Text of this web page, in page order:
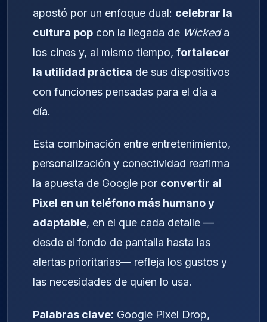
apostó por un enfoque dual: celebrar la
cultura pop con la llegada de Wickeda
los cines y, al mismo tiempo, fortalecer
la utilidad práctica de sus dispositivos
con funciones pensadas para el día a
día.
Esta combinación entre entretenimiento,
personalización y conectividad reafirma
la apuesta de Google por convertir al
Pixel en un teléfono más humano y
adaptable, en el que cada detalle —
desde el fondo de pantalla hasta las
alertas prioritarias— refleja los gustos y
las necesidades de quien lo usa.
Palabras clave: Google Pixel Drop,